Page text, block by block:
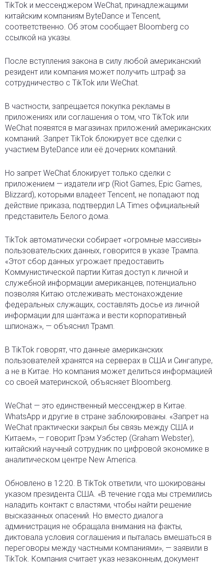
TikTok и мессенджером WeСhat, принадлежащими
китайским компаниям ByteDance и Tencent,
соответственно. Об этом сообщает Bloomberg со
ссылкой на указы.
После вступления закона в силу любой американский
резидент или компания может получить штраф за
сотрудничество с TikTok или WeChat.
В частности, запрещается покупка рекламы в
приложениях или соглашения о том, что TikTok или
WeChat появятся в магазинах приложений американских
компаний. Запрет TikTok блокирует все сделки с
участием ByteDance или её дочерних компаний.
Но запрет WeChat блокирует только сделки с
приложением — издатели игр (Riot Games, Epic Games,
Blizzard), которыми владеет Tencent, не попадают под
действие приказа, подтвердил LA Times официальный
представитель Белого дома.
TikTok автоматически собирает «огромные массивы»
пользовательских данных, говорится в указе Трампа.
«Этот сбор данных угрожает предоставить
Коммунистической партии Китая доступ к личной и
служебной информации американцев, потенциально
позволяя Китаю отслеживать местонахождение
федеральных служащих, составлять досье из личной
информации для шантажа и вести корпоративный
шпионаж», — объяснил Трамп.
В TikTok говорят, что данные американских
пользователей хранятся на серверах в США и Сингапуре,
а не в Китае. Но компания может делиться информацией
со своей материнской, объясняет Bloomberg.
WeChat — это единственный мессенджер в Китае.
WhatsApp и другие в стране заблокированы. «Запрет на
WeChat практически закрыл бы связь между США и
Китаем», — говорит Грэм Уэбстер (Graham Webster),
китайский научный сотрудник по цифровой экономике в
аналитическом центре New America.
Обновлено в 12:20. В TikTok ответили, что шокированы
указом президента США. «В течение года мы стремились
наладить контакт с властями, чтобы найти решение
высказанных опасений. Но вместо диалога
администрация не обращала внимания на факты,
диктовала условия соглашения и пыталась вмешаться в
переговоры между частными компаниями», — заявили в
TikTok. Компания считает указ незаконным, документ